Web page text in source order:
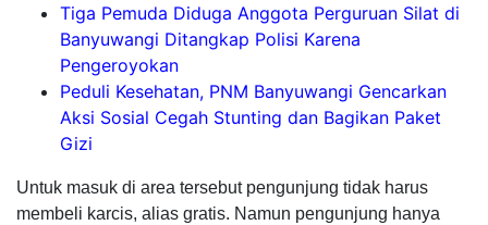
Tiga Pemuda Diduga Anggota Perguruan Silat di
Banyuwangi Ditangkap Polisi Karena
Pengeroyokan
Peduli Kesehatan, PNM Banyuwangi Gencarkan
Aksi Sosial Cegah Stunting dan Bagikan Paket
Gizi
Untuk masuk di area tersebut pengunjung tidak harus
membeli karcis, alias gratis. Namun pengunjung hanya